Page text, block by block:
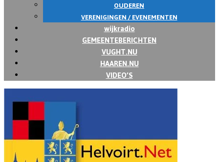
OUDEREN
VERENIGINGEN / EVENEMENTEN
wijkradio
GEMEENTEBERICHTEN
VUGHT.NU
HAAREN.NU
VIDEO’S